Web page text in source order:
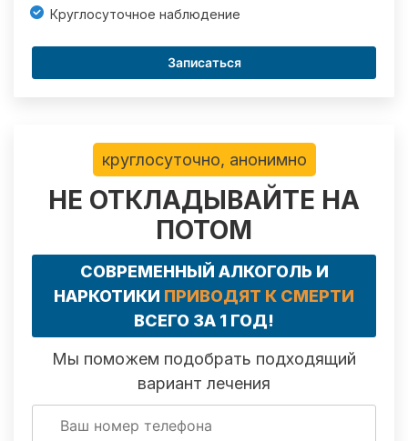
Круглосуточное наблюдение
Записаться
круглосуточно, анонимно
НЕ ОТКЛАДЫВАЙТЕ НА
ПОТОМ
СОВРЕМЕННЫЙ АЛКОГОЛЬ И
НАРКОТИКИ ПРИВОДЯТ К СМЕРТИ
ВСЕГО ЗА 1 ГОД!
Мы поможем подобрать подходящий
вариант лечения